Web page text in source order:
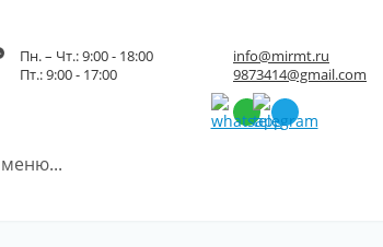
Пн. – Чт.: 9:00 - 18:00
Пт.: 9:00 - 17:00
info@mirmt.ru
9873414@gmail.com
меню...